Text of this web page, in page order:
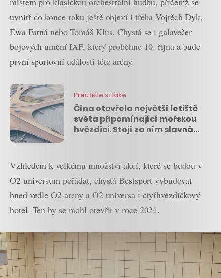
uvnitř do konce roku ještě objeví i třeba Vojtěch Dyk,
Ewa Farná nebo Tomáš Klus. Chystá se i galavečer
bojových umění IAF, který proběhne 10. října a bude
první sportovní události této arény.
Přečtěte si také
Čína otevřela největší letiště
světa připomínající mořskou
hvězdici. Stojí za ním slavná
Vzhledem k velkému množství akcí, které se budou v
O2 universum pořádat, chystá Bestsport vybudovat
hned vedle O2 areny a O2 universa i čtyřhvězdičkový
hotel. Ten by se mohl otevřít v roce 2021.